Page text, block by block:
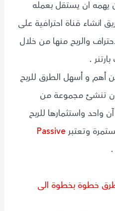
يهمه ان يستقل بعمله
انشاء قناة احترافية على
والربح منها من خلال
.
أهم و أسهل الطرق للربح
تنشئ مجموعة من
واحد واستثمارها للربح
وتعتبرPassive
خطوة بخطوة الى